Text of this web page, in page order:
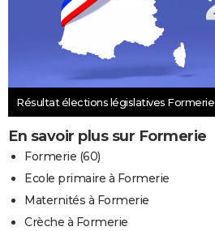
Résultat élections législatives Formerie
En savoir plus sur Formerie
Formerie (60)
Ecole primaire à Formerie
Maternités à Formerie
Crèche à Formerie